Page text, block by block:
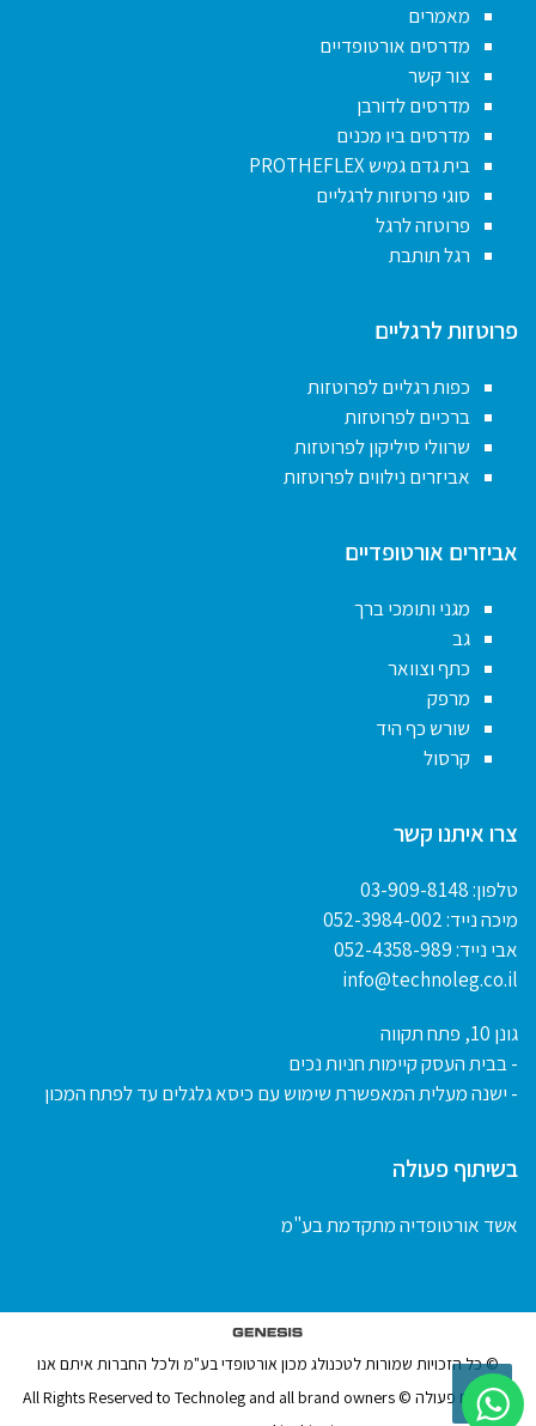
מאמרים
מדרסים אורטופדיים
צור קשר
מדרסים לדורבן
מדרסים ביו מכנים
בית גדם גמיש PROTHEFLEX
סוגי פרוטזות לרגליים
פרוטזה לרגל
רגל תותבת
פרוטזות לרגליים
כפות רגליים לפרוטזות
ברכיים לפרוטזות
שרוולי סיליקון לפרוטזות
אביזרים נילווים לפרוטזות
אביזרים אורטופדיים
מגני ותומכי ברך
גב
כתף וצוואר
מרפק
שורש כף היד
קרסול
צרו איתנו קשר
טלפון:03-909-8148
מיכה נייד:052-3984-002
אבי נייד:052-4358-989
info@technoleg.co.il
גונן 10, פתח תקווה
- בבית העסק קיימות חניות נכים
- ישנה מעלית המאפשרת שימוש עם כיסא גלגלים עד לפתח המכון
בשיתוף פעולה
אשד אורטופדיה מתקדמת בע"מ
© כל הזכויות שמורות לטכנולג מכון אורטופדי בע"מ ולכל החברות איתם אנו
משתפים פעולה © All Rights Reserved to Technoleg and all brand owners
גלילה
לראש